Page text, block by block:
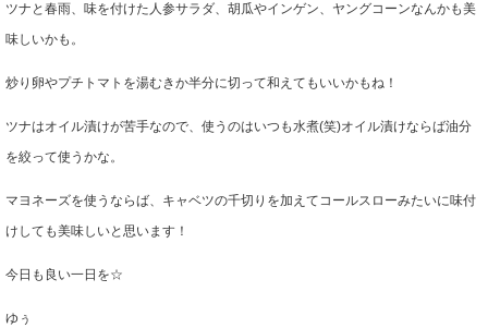
ツナと春雨、味を付けた人参サラダ、胡瓜やインゲン、ヤングコーンなんかも美
味しいかも。
炒り卵やプチトマトを湯むきか半分に切って和えてもいいかもね！
ツナはオイル漬けが苦手なので、使うのはいつも水煮(笑)オイル漬けならば油分
を絞って使うかな。
マヨネーズを使うならば、キャベツの千切りを加えてコールスローみたいに味付
けしても美味しいと思います！
今日も良い一日を☆
ゆぅ